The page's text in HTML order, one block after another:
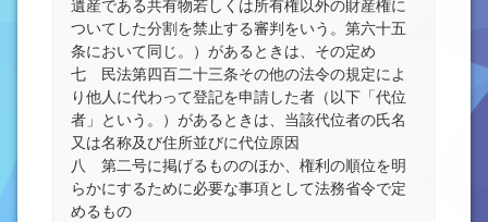
遺産である共有物若しくは所有権以外の財産権に
ついてした分割を禁止する審判をいう。第六十五
条において同じ。）があるときは、その定め
七 民法第四百二十三条その他の法令の規定によ
り他人に代わって登記を申請した者（以下「代位
者」という。）があるときは、当該代位者の氏名
又は名称及び住所並びに代位原因
八 第二号に掲げるもののほか、権利の順位を明
らかにするために必要な事項として法務省令で定
めるもの